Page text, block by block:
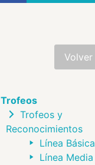
Trofeos
Trofeos y
Reconocimientos
Línea Básica
Línea Media